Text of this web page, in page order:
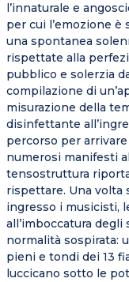
l’innaturale e
per cui l’emozione è
una spontanea
rispettate alla
pubblico e solerzia
compilazione di
misurazione della
disinfettante
percorso per
numerosi manifesti
tensostruttura
rispettare. Una volta
ingresso i musicisti,
all’imboccatura
normalità sospirata:
pieni e tondi dei 13
luccicano sotto le